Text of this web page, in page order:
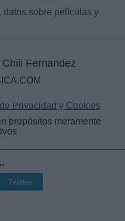
datos sobre películas y
Chili Fernandez
Privacidad y Cookies
propósitos meramente
Twitter